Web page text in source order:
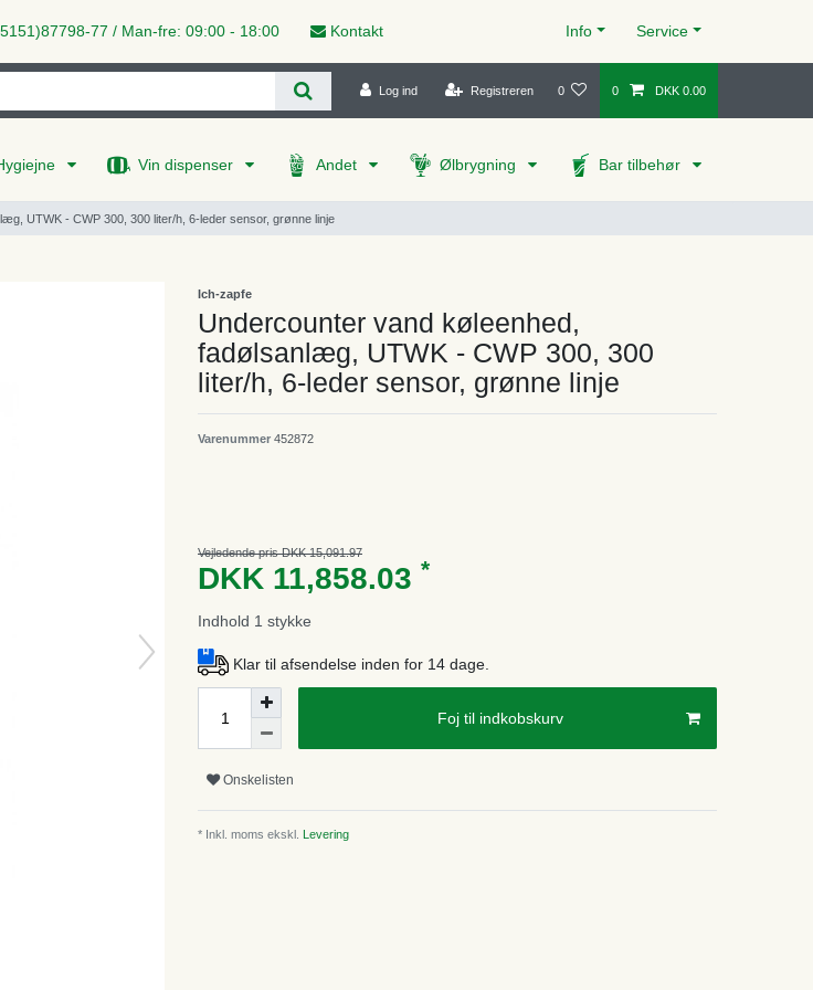
77 / Man-fre: 09:00 - 18:00 Kontakt Info Service
Log ind Registreren 0 0 DKK 0.00
Vin dispenser Andet Ølbrygning Bar tilbehør
UTWK - CWP 300, 300 liter/h, 6-leder sensor, grønne linje
Ich-zapfe
Undercounter vand køleenhed,
fadølsanlæg, UTWK - CWP 300, 300
liter/h, 6-leder sensor, grønne linje
Varenummer 452872
Vejledende pris DKK 15,091.97
DKK 11,858.03 *
Indhold 1 stykke
Klar til afsendelse inden for 14 dage.
Foj til indkobskurv
Onskelisten
* Inkl. moms ekskl. Levering